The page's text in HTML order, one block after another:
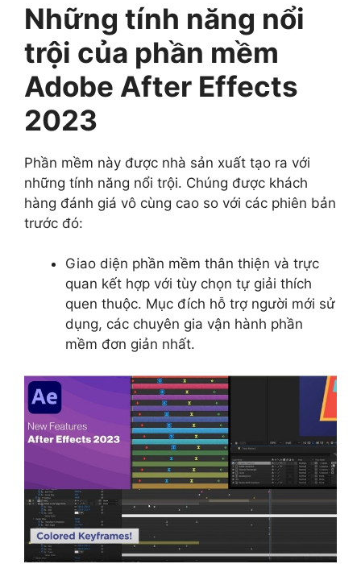
Những tính năng nổi
trội của phần mềm
Adobe After Effects
2023
Phần mềm này được nhà sản xuất tạo ra với
những tính năng nổi trội. Chúng được khách
hàng đánh giá vô cùng cao so với các phiên bản
trước đó:
Giao diện phần mềm thân thiện và trực
quan kết hợp với tùy chọn tự giải thích
quen thuộc. Mục đích hỗ trợ người mới sử
dụng, các chuyên gia vận hành phần
mềm đơn giản nhất.